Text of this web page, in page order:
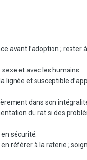
l’adoption ; rester
et avec les humains.
et susceptible
dans son
du rat si des
sécurité.
référer à la raterie ;